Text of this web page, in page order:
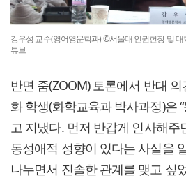
강우성 교수(영어영문학과) ©서울대 인권헌장 및
튜브
반면 줌(ZOOM) 토론에서 반대
화 학생(화학교육과 박사과정)은
고 지냈다. 먼저 반갑게 인사해주
동성애적 성향이 있다는 사실을
나누면서 진솔한 관계를 맺고 싶